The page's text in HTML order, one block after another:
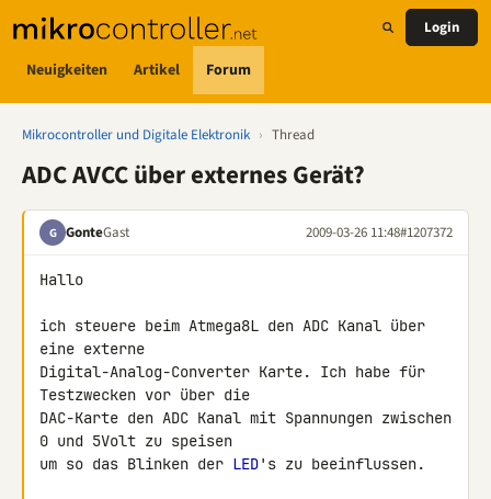
Neuigkeiten Artikel Forum
Login
Mikrocontroller und Digitale Elektronik › Thread
ADC AVCC über externes Gerät?
G GonteGast 2009-03-26 11:48#1207372
Hallo
ich steuere beim Atmega8L den ADC Kanal über
eine externe
Digital-Analog-Converter Karte. Ich habe für
Testzwecken vor über die
DAC-Karte den ADC Kanal mit Spannungen zwischen
0 und 5Volt zu speisen
um so das Blinken der LED's zu beeinflussen.